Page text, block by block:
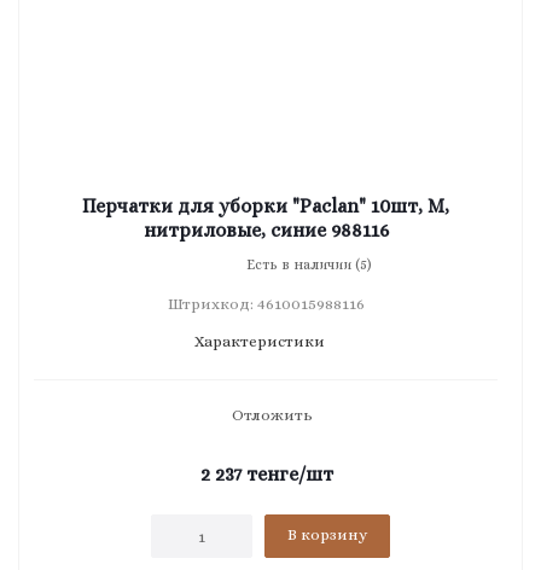
Перчатки для уборки "Paclan" 10шт, M,
нитриловые, синие 988116
Есть в наличии (5)
Штрихкод: 4610015988116
Характеристики
Отложить
2 237тенге/шт
В корзину